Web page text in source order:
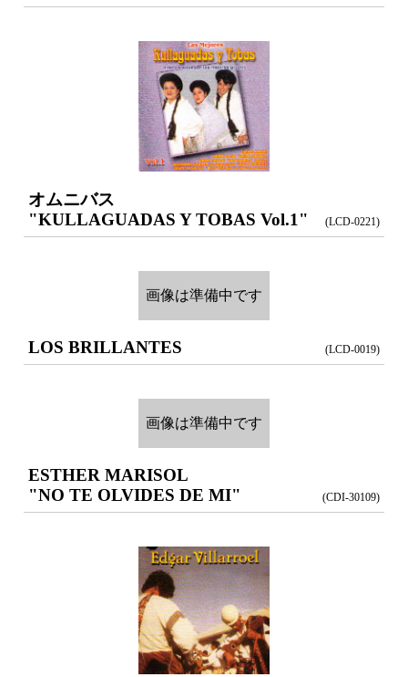
オムニバス
"KULLAGUADAS Y TOBAS Vol.1"
(LCD-0221)
画像は準備中です
LOS BRILLANTES (LCD-0019)
画像は準備中です
ESTHER MARISOL
"NO TE OLVIDES DE MI"
(CDI-30109)